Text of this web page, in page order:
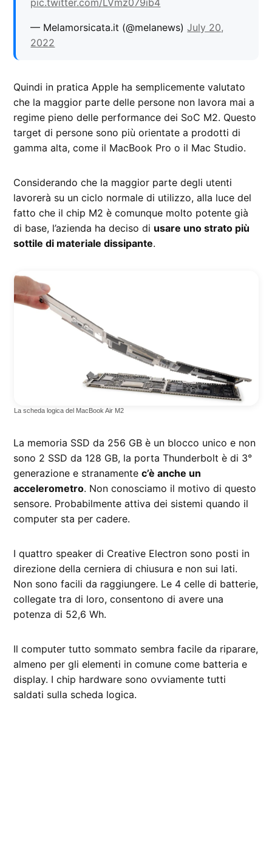
pic.twitter.com/LVmz079ib4
— Melamorsicata.it (@melanews)July 20,
2022
Quindi in pratica Apple ha semplicemente valutato
che la maggior parte delle persone non lavora mai a
regime pieno delle performance dei SoC M2. Questo
target di persone sono più orientate a prodotti di
gamma alta, come il MacBook Pro o il Mac Studio.
Considerando che la maggior parte degli utenti
lavorerà su un ciclo normale di utilizzo, alla luce del
fatto che il chip M2 è comunque molto potente già
di base, l’azienda ha deciso di usare uno strato più
sottile di materiale dissipante.
La scheda logica del MacBook Air M2
La memoria SSD da 256 GB è un blocco unico e non
sono 2 SSD da 128 GB, la porta Thunderbolt è di 3°
generazione e stranamentec’è anche un
accelerometro. Non conosciamo il motivo di questo
sensore. Probabilmente attiva dei sistemi quando il
computer sta per cadere.
I quattro speaker di Creative Electron sono posti in
direzione della cerniera di chiusura e non sui lati.
Non sono facili da raggiungere. Le 4 celle di batterie,
collegate tra di loro, consentono di avere una
potenza di 52,6 Wh.
Il computer tutto sommato sembra facile da riparare,
almeno per gli elementi in comune come batteria e
display. I chip hardware sono ovviamente tutti
saldati sulla scheda logica.